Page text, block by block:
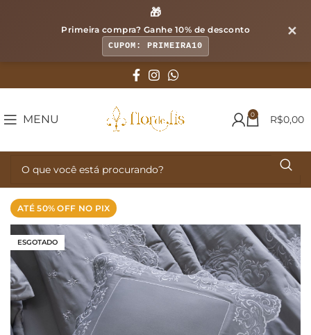
🎁
Primeira compra? Ganhe 10% de desconto
CUPOM: PRIMEIRA10
✕
MENU 0 R$0,00
ATÉ 50% OFF NO PIX
ESGOTADO